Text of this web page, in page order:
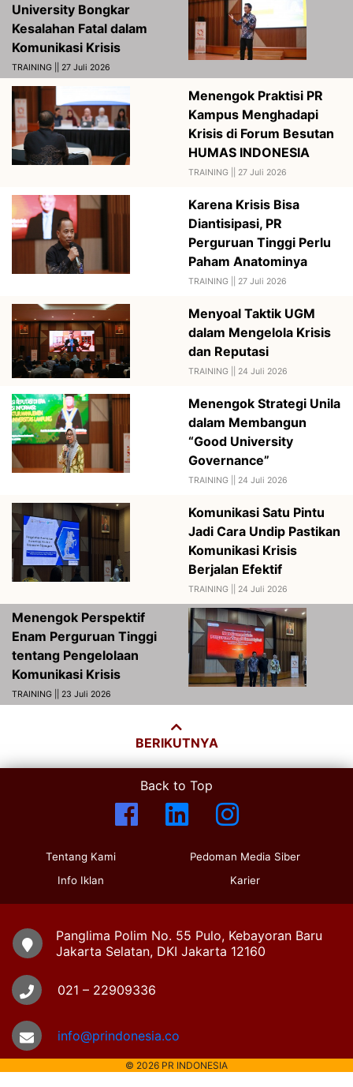
University Bongkar
Kesalahan Fatal dalam
Komunikasi Krisis
TRAINING || 27 Juli 2026
Menengok Praktisi PR
Kampus Menghadapi
Krisis di Forum Besutan
HUMAS INDONESIA
TRAINING || 27 Juli 2026
Karena Krisis Bisa
Diantisipasi, PR
Perguruan Tinggi Perlu
Paham Anatominya
TRAINING || 27 Juli 2026
Menyoal Taktik UGM
dalam Mengelola Krisis
dan Reputasi
TRAINING || 24 Juli 2026
Menengok Strategi Unila
dalam Membangun
“Good University
Governance”
TRAINING || 24 Juli 2026
Komunikasi Satu Pintu
Jadi Cara Undip Pastikan
Komunikasi Krisis
Berjalan Efektif
TRAINING || 24 Juli 2026
Menengok Perspektif
Enam Perguruan Tinggi
tentang Pengelolaan
Komunikasi Krisis
TRAINING || 23 Juli 2026
BERIKUTNYA
Back to Top
Tentang Kami
Info Iklan
Pedoman Media Siber
Karier
Panglima Polim No. 55 Pulo, Kebayoran Baru
Jakarta Selatan, DKI Jakarta 12160
021 – 22909336
info@prindonesia.co
© 2026 PR INDONESIA